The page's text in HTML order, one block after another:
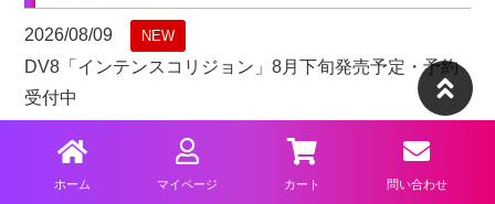
ホーム マイページ カート 問い合わせ
2026/08/09 NEW
DV8「 インテンスコリジョン 」8月下旬発売予定・予約
受付中
付中
ハンマー「
ピュアエフェクト 」8月下旬発売予定・予約